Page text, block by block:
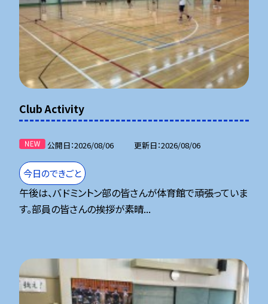
Club Activity
公開日 2026/08/06 更新日 2026/08/06
今日のできごと
午後は、バドミントン部の皆さんが体育館で頑張っていま
す。部員の皆さんの挨拶が素晴...